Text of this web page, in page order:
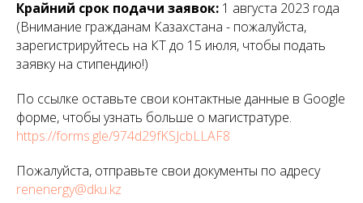
Крайний срок подачи заявок: 1 августа 2023 года
(Внимание гражданам Казахстана - пожалуйста,
зарегистрируйтесь на КТ до 15 июля, чтобы подать
заявку на стипендию!)
По ссылке оставьте свои контактные данные в Google
форме, чтобы узнать больше о магистратуре.
https://forms.gle/974d29fKSJcbLLAF8
Пожалуйста, отправьте свои документы по адресу
renenergy@dku.kz